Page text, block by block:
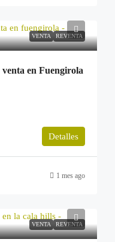
VENTA REVENTA
en Fuengirola
Detalles
1 mes ago
VENTA REVENTA